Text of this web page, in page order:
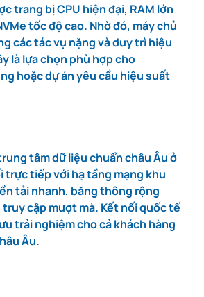
10 vCPU 170 GB 100 Mbps
16 vCPU 210 GB 100 Mbps
24 vCPU 410 GB 100 Mbps
32 vCPU
trang bị CPU hiện đại, RAM lớn
tốc độ cao. Nhờ đó, máy chủ
các tác vụ nặng và duy trì hiệu
là lựa chọn phù hợp cho
hoặc dự án yêu cầu hiệu suất
tâm dữ liệu chuẩn châu Âu ở
trực tiếp với hạ tầng mạng khu
tải nhanh, băng thông rộng
cập mượt mà. Kết nối quốc tế
trải nghiệm cho cả khách hàng
Âu.